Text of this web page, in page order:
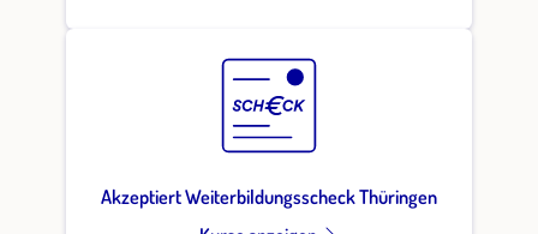
Akzeptiert Weiterbildungsscheck Thüringen